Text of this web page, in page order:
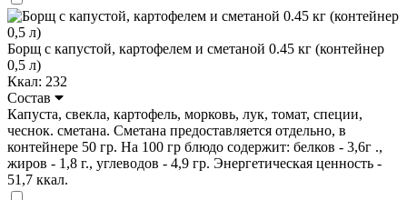
Борщ с капустой, картофелем и сметаной 0.45 кг (контейнер
0,5 л)
Ккал: 232
Состав
Капуста, свекла, картофель, морковь, лук, томат, специи,
чеснок. сметана. Сметана предоставляется отдельно, в
контейнере 50 гр. На 100 гр блюдо содержит: белков - 3,6г .,
жиров - 1,8 г., углеводов - 4,9 гр. Энергетическая ценность -
51,7 ккал.